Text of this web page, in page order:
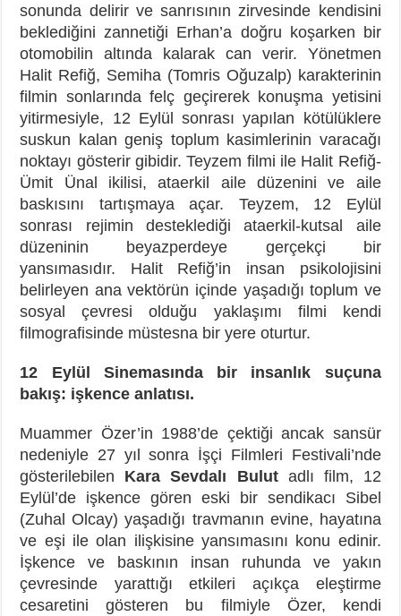
sonunda delirir ve sanrısının zirvesinde kendisini
beklediğini zannetiği Erhan’a doğru koşarken bir
otomobilin altında kalarak can verir. Yönetmen
Halit Refiğ, Semiha (Tomris Oğuzalp) karakterinin
filmin sonlarında felç geçirerek konuşma yetisini
yitirmesiyle, 12 Eylül sonrası yapılan kötülüklere
suskun kalan geniş toplum kasimlerinin varacağı
noktayı gösterir gibidir. Teyzem filmi ile Halit Refiğ-
Ümit Ünal ikilisi, ataerkil aile düzenini ve aile
baskısını tartışmaya açar. Teyzem, 12 Eylül
sonrası rejimin desteklediği ataerkil-kutsal aile
düzeninin beyazperdeye gerçekçi bir
yansımasıdır. Halit Refiğ’in insan psikolojisini
belirleyen ana vektörün içinde yaşadığı toplum ve
sosyal çevresi olduğu yaklaşımı filmi kendi
filmografisinde müstesna bir yere oturtur.
12 Eylül Sinemasında bir insanlık suçuna
bakış: işkence anlatısı.
Muammer Özer’in 1988’de çektiği ancak sansür
nedeniyle 27 yıl sonra İşçi Filmleri Festivali’nde
gösterilebilen Kara Sevdalı Bulut adlı film, 12
Eylül’de işkence gören eski bir sendikacı Sibel
(Zuhal Olcay) yaşadığı travmanın evine, hayatına
ve eşi ile olan ilişkisine yansımasını konu edinir.
İşkence ve baskının insan ruhunda ve yakın
çevresinde yarattığı etkileri açıkça eleştirme
cesaretini gösteren bu filmiyle Özer, kendi